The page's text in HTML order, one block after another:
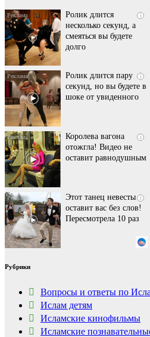
i
Ролик длится
несколько секунд, а
смеяться вы будете
долго
i
Ролик длится пару
секунд, но вы будете в
шоке от увиденного
i
Королева вагона
отожгла! Видео не
оставит равнодушным
i
Этот танец невесты
оставит вас без слов!
Пересмотрела 10 раз
i
Ролик из Омска: вы
будете смеяться долго
Рубрики
Вопросы и ответы по
Ислам детям
Исламские кинофильмы
Исламские